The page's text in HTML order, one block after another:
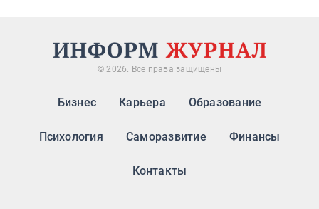
© 2026. Все права защищены
Бизнес Карьера Образование
Психология Саморазвитие Финансы
Контакты